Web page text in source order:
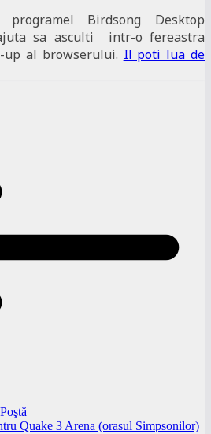
Birdsong Desktop
sa asculti intr-o fereastra
up al browserului. Il poti lua de
Quake 3 Arena (orasul Simpsonilor)